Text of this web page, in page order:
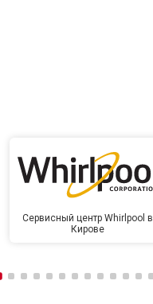
Сервисный центр Whirlpool в
Кирове